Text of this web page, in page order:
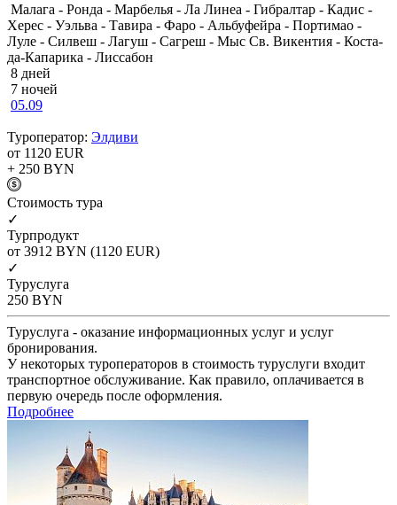
Малага - Ронда - Марбелья - Ла Линеа - Гибралтар - Кадис -
Херес - Уэльва - Тавира - Фаро - Альбуфейра - Портимао -
Луле - Силвеш - Лагуш - Сагреш - Мыс Св. Викентия - Коста-
да-Капарика - Лиссабон
8 дней
7 ночей
05.09
Туроператор: Элдиви
от 1120 EUR
+ 250 BYN
Cтоимость тура
✓
Турпродукт
от 3912 BYN (1120 EUR)
✓
Туруслуга
250 BYN
Туруслуга - оказание информационных услуг и услуг
бронирования.
У некоторых туроператоров в стоимость туруслуги входит
транспортное обслуживание. Как правило, оплачивается в
первую очередь после оформления.
Подробнее